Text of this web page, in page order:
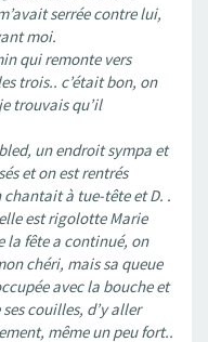
serrée contre lui,
moi.
qui remonte vers
trois.. c’était bon, on
trouvais qu’il
un endroit sympa et
et on est rentrés
à tue-tête et D. .
est rigolotte Marie
la fête a continué, on
chéri, mais sa queue
avec la bouche et
couilles, d’y aller
même un peu fort..